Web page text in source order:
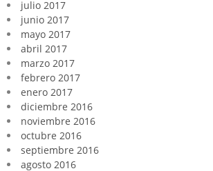
julio 2017
junio 2017
mayo 2017
abril 2017
marzo 2017
febrero 2017
enero 2017
diciembre 2016
noviembre 2016
octubre 2016
septiembre 2016
agosto 2016